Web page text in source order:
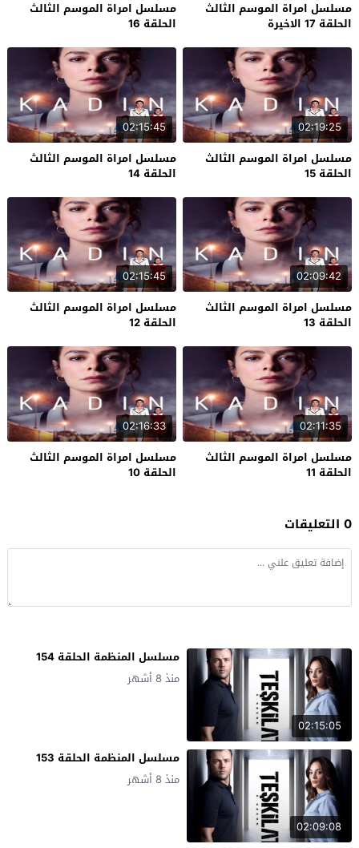
مسلسل امراة الموسم الثالث
الحلقة 17 الاخيرة
مسلسل امراة الموسم الثالث
الحلقة 16
02:19:25
مسلسل امراة الموسم الثالث
الحلقة 15
02:15:45
مسلسل امراة الموسم الثالث
الحلقة 14
02:09:42
مسلسل امراة الموسم الثالث
الحلقة 13
02:15:45
مسلسل امراة الموسم الثالث
الحلقة 12
02:11:35
مسلسل امراة الموسم الثالث
الحلقة 11
02:16:33
مسلسل امراة الموسم الثالث
الحلقة 10
0 التعليقات
02:15:05
مسلسل المنظمة الحلقة 154
منذ 8 أشهر
02:09:08
مسلسل المنظمة الحلقة 153
منذ 8 أشهر